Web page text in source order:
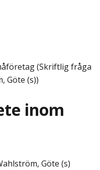
(Skriftlig fråga
Göte (s))
inom
Göte (s)